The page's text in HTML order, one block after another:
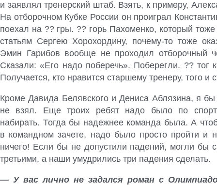
и заявлял тренерский штаб. Взять, к примеру,
На отборочном Кубке России он проиграл
поехал на ?? гры. ?? горь Пахоменко, который
статьям Сергею Хорохордину, почему-то тоже
Эмин Гарибов вообще не проходил отборочный
Сказали: «Его надо поберечь». Поберегли. ?? тог
Получается, кто нравится старшему тренеру, того и
Кроме Давида Белявского и Дениса Аблязина, я
не взял. Еще троих ребят надо было по
набирать. Тогда бы надежнее команда была. А
в командном зачете, надо было просто пройти и
ничего! Если бы не допустили падений, могли бы
третьими, а наши умудрились три падения сделать.
— У вас лично не задался роман с